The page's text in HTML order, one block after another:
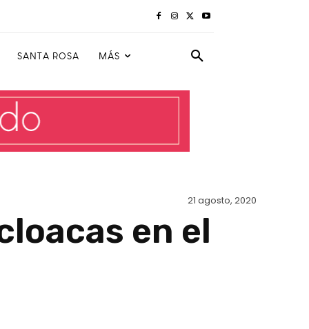
SANTA ROSA MÁS
21 agosto, 2020
en el